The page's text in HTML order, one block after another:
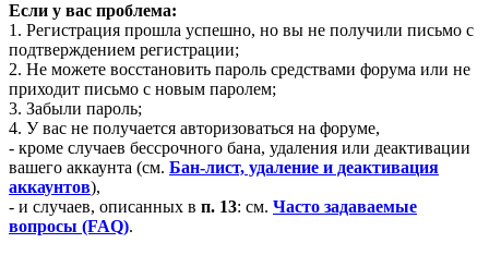
Если у вас проблема:
1. Регистрация прошла успешно, но вы не получили письмо с
подтверждением регистрации;
2. Не можете восстановить пароль средствами форума или не
приходит письмо с новым паролем;
3. Забыли пароль;
4. У вас не получается авторизоваться на форуме,
- кроме случаев бессрочного бана, удаления или деактивации
вашего аккаунта (см. Бан-лист, удаление и деактивация
аккаунтов),
- и случаев, описанных в п. 13: см. Часто задаваемые
вопросы (FAQ).